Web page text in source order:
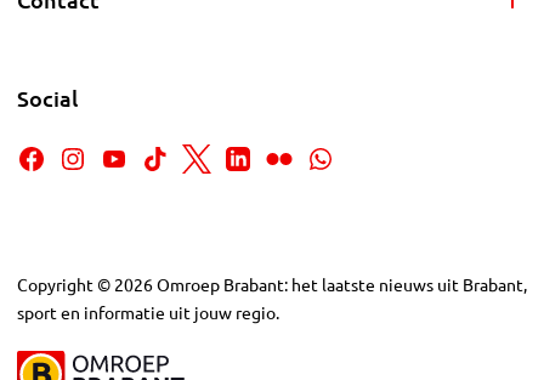
Social
Copyright © 2026Omroep Brabant: het laatste nieuws uit Brabant,
sport en informatie uit jouw regio.